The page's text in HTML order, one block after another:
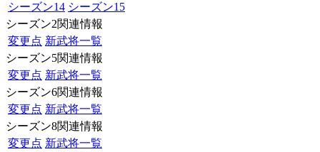
シーズン14 シーズン15
シーズン2関連情報
変更点 新武将一覧
シーズン5関連情報
変更点 新武将一覧
シーズン6関連情報
変更点 新武将一覧
シーズン8関連情報
変更点 新武将一覧